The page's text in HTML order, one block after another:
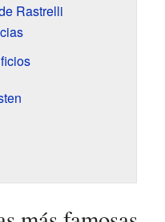
Rastrelli